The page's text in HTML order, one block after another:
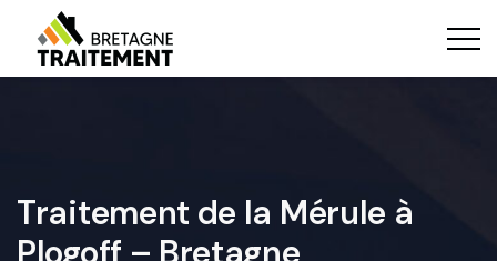
Traitement de la Mérule à